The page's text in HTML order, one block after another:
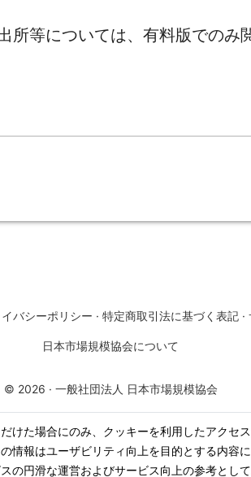
けた場合にのみ、クッキーを利用したアクセ
情報はユーザビリティ向上を目的とする内容
の円滑な運営およびサービス向上の参考とし
所等については、有料版でのみ
バシーポリシー · 特定商取引法に基づく表記 ·
日本市場規模協会について
© 2026 · 一般社団法人 日本市場規模協会